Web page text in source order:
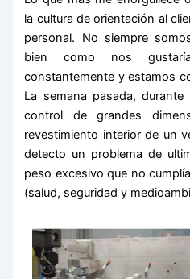
la cultura de orientación al
personal. No siempre
bien como nos
constantemente y estamos
La semana pasada,
control de grandes
revestimiento interior de un
detecto un problema de
peso excesivo que no
(salud, seguridad y